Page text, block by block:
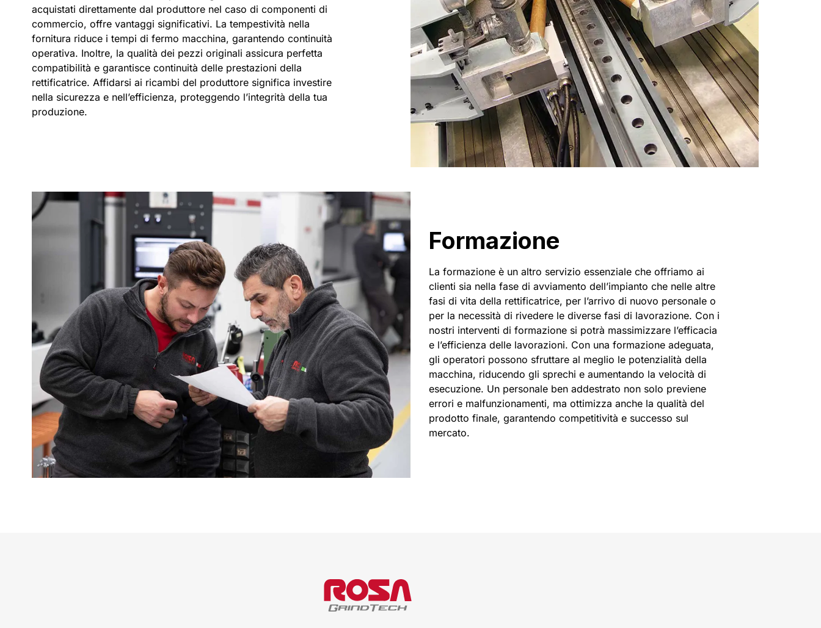
acquistati direttamente dal produttore nel caso di componenti di
commercio, offre vantaggi significativi. La tempestività nella
fornitura riduce i tempi di fermo macchina, garantendo continuità
operativa. Inoltre, la qualità dei pezzi originali assicura perfetta
compatibilità e garantisce continuità delle prestazioni della
rettificatrice. Affidarsi ai ricambi del produttore significa investire
nella sicurezza e nell’efficienza, proteggendo l’integrità della tua
produzione.
Formazione
La formazione è un altro servizio essenziale che offriamo ai
clienti sia nella fase di avviamento dell’impianto che nelle altre
fasi di vita della rettificatrice, per l’arrivo di nuovo personale o
per la necessità di rivedere le diverse fasi di lavorazione. Con i
nostri interventi di formazione si potrà massimizzare l’efficacia
e l’efficienza delle lavorazioni. Con una formazione adeguata,
gli operatori possono sfruttare al meglio le potenzialità della
macchina, riducendo gli sprechi e aumentando la velocità di
esecuzione. Un personale ben addestrato non solo previene
errori e malfunzionamenti, ma ottimizza anche la qualità del
prodotto finale, garantendo competitività e successo sul
mercato.